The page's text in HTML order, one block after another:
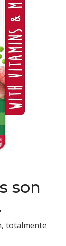
son
totalmente